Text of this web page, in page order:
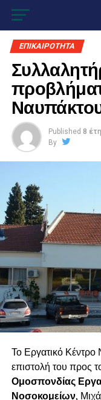
ΕΠΙΚΑΙΡΟΤΗΤΑ
Published 8
By
Το Εργατικό Κέντρο
επιστολή του προς
Ομοσπονδίας
Νοσοκομείων,